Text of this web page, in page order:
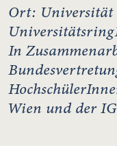
Ort: Universität
In
Wien und der